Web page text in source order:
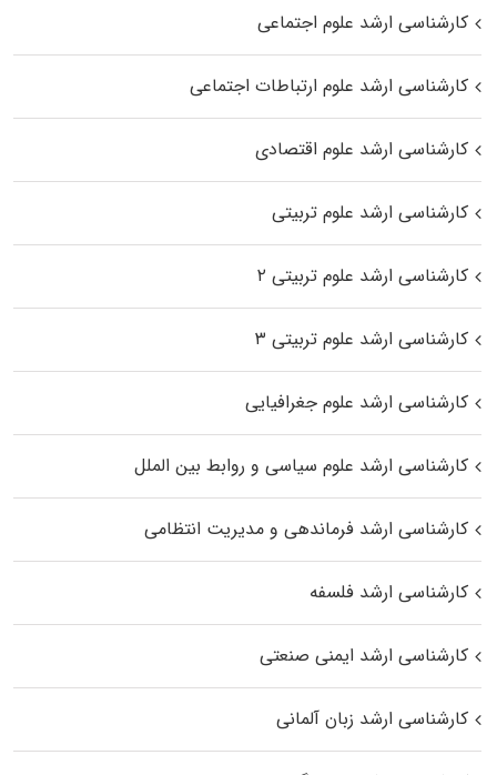
کارشناسی ارشد علوم اجتماعی
کارشناسی ارشد علوم ارتباطات اجتماعی
کارشناسی ارشد علوم اقتصادی
کارشناسی ارشد علوم تربیتی
کارشناسی ارشد علوم تربیتی ۲
کارشناسی ارشد علوم تربیتی ۳
کارشناسی ارشد علوم جغرافیایی
کارشناسی ارشد علوم سیاسی و روابط بین الملل
کارشناسی ارشد فرماندهی و مدیریت انتظامی
کارشناسی ارشد فلسفه
کارشناسی ارشد ایمنی صنعتی
کارشناسی ارشد زبان آلمانی